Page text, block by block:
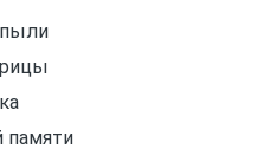
пыли
памяти